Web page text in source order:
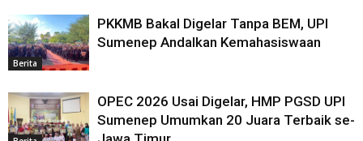
Berita
PKKMB Bakal Digelar Tanpa BEM, UPI
Sumenep Andalkan Kemahasiswaan
OPEC 2026 Usai Digelar, HMP PGSD UPI
Sumenep Umumkan 20 Juara Terbaik se-